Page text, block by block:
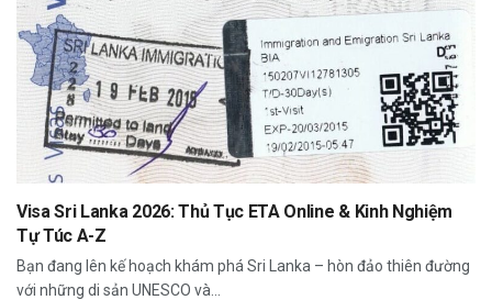
Visa Sri Lanka 2026: Thủ Tục ETA Online & Kinh Nghiệm
Tự Túc A-Z
Bạn đang lên kế hoạch khám phá Sri Lanka – hòn đảo thiên đường
với những di sản UNESCO và...